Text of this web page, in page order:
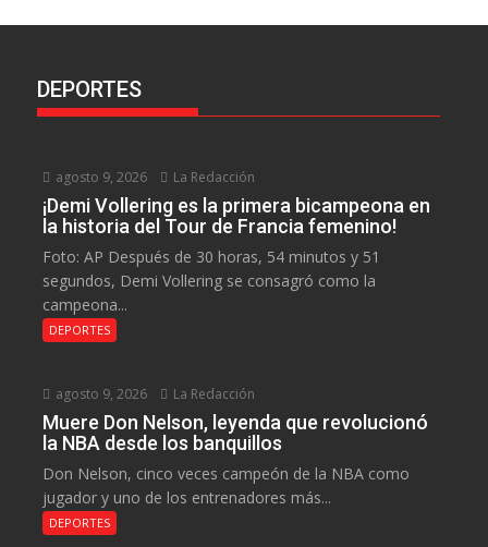
DEPORTES
agosto 9, 2026 La Redacción
¡Demi Vollering es la primera bicampeona en
la historia del Tour de Francia femenino!
Foto: AP Después de 30 horas, 54 minutos y 51
segundos, Demi Vollering se consagró como la
campeona...
DEPORTES
agosto 9, 2026 La Redacción
Muere Don Nelson, leyenda que revolucionó
la NBA desde los banquillos
Don Nelson, cinco veces campeón de la NBA como
jugador y uno de los entrenadores más...
DEPORTES